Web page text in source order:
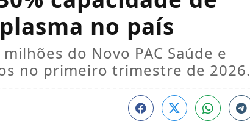
no país
do Novo PAC Saúde e
no primeiro trimestre de 2026.